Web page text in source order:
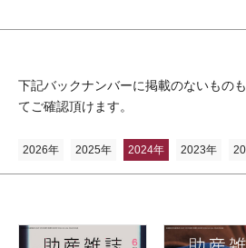
下記バックナンバーに掲載のないもの
てご確認頂けます。
2026年 2025年 2024年 2023年